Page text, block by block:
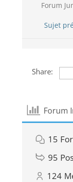
Forum
Sujet
Share:
Forum
15
95
124